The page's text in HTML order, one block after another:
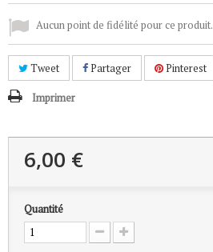
Aucun point de fidélité pour ce produit.
Tweet Partager Pinterest
Imprimer
6,00 €
Quantité